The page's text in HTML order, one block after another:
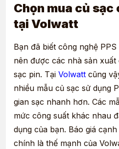
Chọn mua củ sạc
tại Volwatt
Bạn đã biết công nghệ
nên được các nhà sản
sạc pin. Tại Volwatt cũng
nhiều mẫu củ sạc sử dụng
gian sạc nhanh hơn. Các
mức công suất khác nhau
dụng của bạn. Báo giá
chính là thế mạnh của